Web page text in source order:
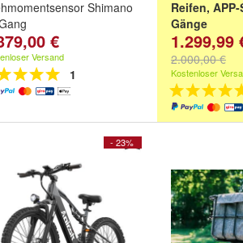
Shimano
720Wh Samsung
km, HIMANO
Scheibenbremse
€
Versand
1
Reifen,
Gänge
1.299,99
2.000,00 €
Kostenloser
- 23%